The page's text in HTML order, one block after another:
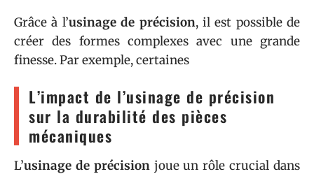
Grâce à l’usinage de précision, il est possible de
créer des formes complexes avec une grande
finesse. Par exemple, certaines
L’impact de l’usinage de précision
sur la durabilité des pièces
mécaniques
L’usinage de précisionjoue un rôle crucial dans